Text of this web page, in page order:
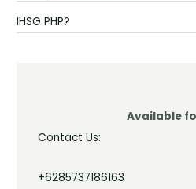
IHSG PHP?
Available
Contact Us:
+6285737186163